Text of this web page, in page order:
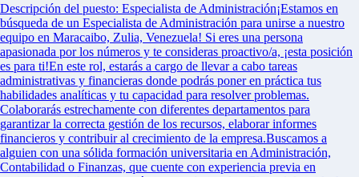
Descripción del puesto: Especialista de Administración¡Estamos en
búsqueda de un Especialista de Administración para unirse a nuestro
equipo en Maracaibo, Zulia, Venezuela! Si eres una persona
apasionada por los números y te consideras proactivo/a, ¡esta posición
es para ti!En este rol, estarás a cargo de llevar a cabo tareas
administrativas y financieras donde podrás poner en práctica tus
habilidades analíticas y tu capacidad para resolver problemas.
Colaborarás estrechamente con diferentes departamentos para
garantizar la correcta gestión de los recursos, elaborar informes
financieros y contribuir al crecimiento de la empresa.Buscamos a
alguien con una sólida formación universitaria en Administración,
Contabilidad o Finanzas, que cuente con experiencia previa en